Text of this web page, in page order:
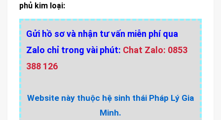
phủ kim loại:
Gửi hồ sơ và nhận tư vấn miễn phí qua
Zalo chỉ trong vài phút: Chat Zalo: 0853
388 126
Website này thuộc hệ sinh thái Pháp Lý Gia
Minh.